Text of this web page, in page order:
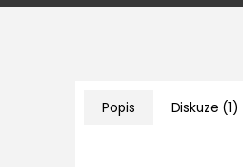
Popis Diskuze (1)